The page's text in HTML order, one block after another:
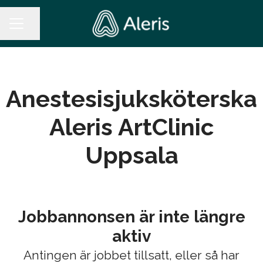
Anestesisjuksköterska
Aleris ArtClinic
Uppsala
Jobbannonsen är inte längre
aktiv
Antingen är jobbet tillsatt, eller så har